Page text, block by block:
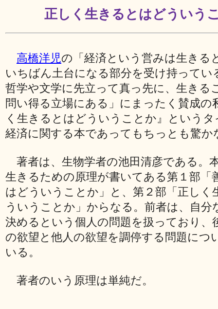
正しく生きるとはどういう
高橋洋児の「経済という営みは生きる
いちばん土台になる部分を受け持ってい
哲学や文学に先立って真っ先に、生きる
問い得る立場にある」にまったく賛成の
く生きるとはどういうことか』という
経済に関する本であってもちっとも驚か
著者は、生物学者の池田清彦である。
生きるための原理が書いてある第１部「
はどういうことか」と、第２部「正しく
ういうことか」からなる。前者は、自分
決めるという個人の問題を扱っており、
の欲望と他人の欲望を調停する問題につ
いる。
著者のいう原理は単純だ。